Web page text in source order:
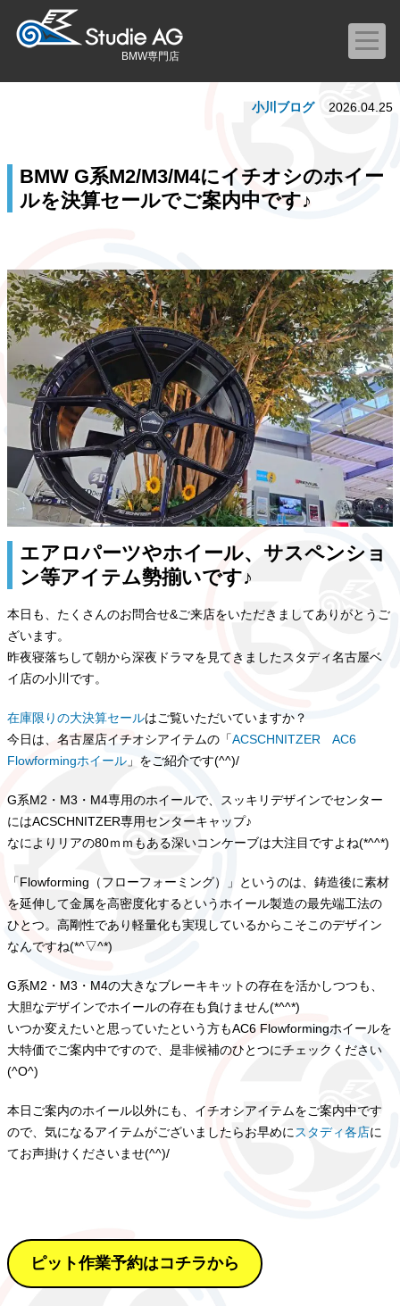
BMW専門店
BMW G系M2/M3/M4にイチオシのホイー
ルを決算セールでご案内中です♪
小川ブログ 2026.04.25
エアロパーツやホイール、サスペンショ
ン等アイテム勢揃いです♪
本日も、たくさんのお問合せ&ご来店をいただきましてありがとうご
ざいます。
昨夜寝落ちして朝から深夜ドラマを見てきましたスタディ名古屋ベ
イ店の小川です。
在庫限りの大決算セールはご覧いただいていますか？
今日は、名古屋店イチオシアイテムの「ACSCHNITZER AC6
Flowformingホイール 」をご紹介です(^^)/
G系M2・M3・M4専用のホイールで、スッキリデザインでセンター
にはACSCHNITZER専用センターキャップ♪
なによりリアの80ｍｍもある深いコンケーブは大注目ですよね(*^^*)
「Flowforming（フローフォーミング）」というのは、鋳造後に素材
を延伸して金属を高密度化するというホイール製造の最先端工法の
ひとつ。高剛性であり軽量化も実現しているからこそこのデザイン
なんですね(*^▽^*)
G系M2・M3・M4の大きなブレーキキットの存在を活かしつつも、
大胆なデザインでホイールの存在も負けません(*^^*)
いつか変えたいと思っていたという方もAC6 Flowformingホイールを
大特価でご案内中ですので、是非候補のひとつにチェックください
(^O^)
本日ご案内のホイール以外にも、イチオシアイテムをご案内中です
ので、気になるアイテムがございましたらお早めに スタディ各店に
てお声掛けくださいませ(^^)/
ピット作業予約はコチラから